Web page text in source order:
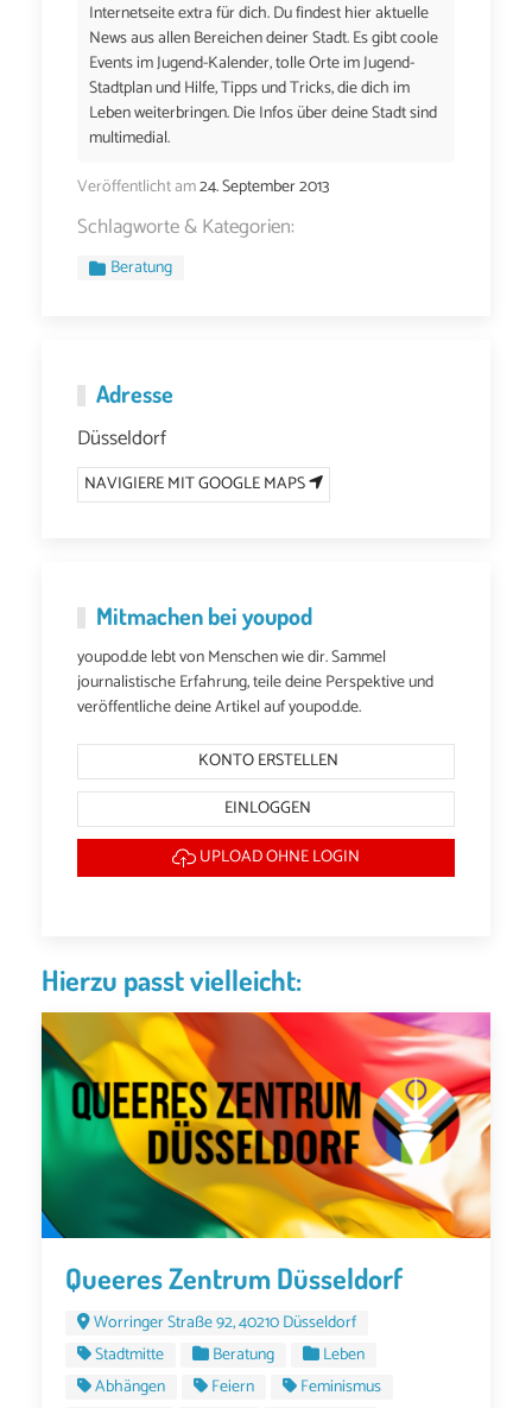
Internetseite extra für dich. Du findest hier aktuelle
News aus allen Bereichen deiner Stadt. Es gibt coole
Events im Jugend-Kalender, tolle Orte im Jugend-
Stadtplan und Hilfe, Tipps und Tricks, die dich im
Leben weiterbringen. Die Infos über deine Stadt sind
multimedial.
Veröffentlicht am24. September 2013
Schlagworte & Kategorien:
Beratung
Adresse
Düsseldorf
NAVIGIERE MIT GOOGLE MAPS
Mitmachen bei youpod
youpod.de lebt von Menschen wie dir. Sammel
journalistische Erfahrung, teile deine Perspektive und
veröffentliche deine Artikel auf youpod.de.
KONTO ERSTELLEN
EINLOGGEN
UPLOAD OHNE LOGIN
Hierzu passt vielleicht:
Queeres Zentrum Düsseldorf
Worringer Straße 92, 40210 Düsseldorf
Stadtmitte
Beratung
Leben
Abhängen
Feiern
Feminismus